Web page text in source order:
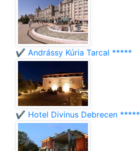
✔️ Andrássy Kúria Tarcal *****
✔️ Hotel Divinus Debrecen *****